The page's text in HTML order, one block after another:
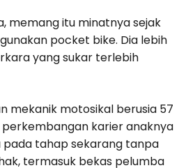
memang itu minatnya sejak
pocket bike. Dia lebih
yang sukar terlebih
mekanik motosikal berusia 57
karier anaknya
tahap sekarang tanpa
termasuk bekas pelumba